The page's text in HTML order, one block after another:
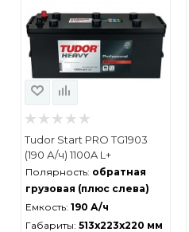
Tudor Start PRO TG1903
(190 А/ч) 1100A L+
Полярность: обратная
грузовая (плюс слева)
Емкость: 190 А/ч
Габариты: 513x223x220 мм